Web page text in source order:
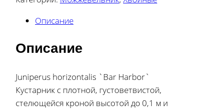
Описание
Описание
Juniperus horizontalis `Bar Harbor`
Кустарник с плотной, густоветвистой,
стелющейся кроной высотой до 0,1 м и